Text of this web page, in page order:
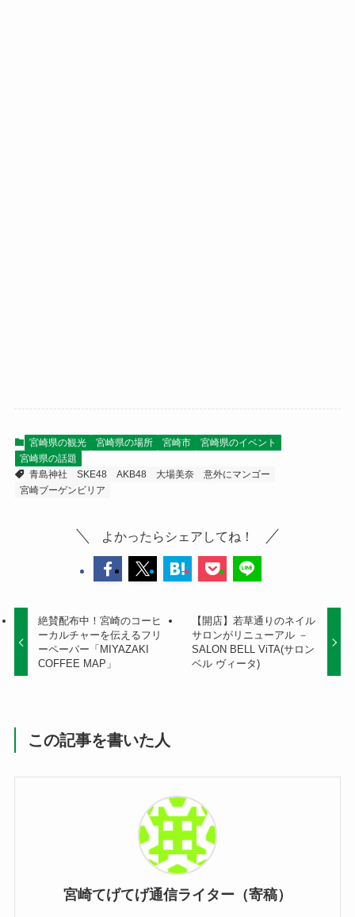
宮崎県の観光 宮崎県の場所 宮崎市
宮崎県のイベント
宮崎県の話題
青島神社
SKE48 AKB48 大場美奈
意外にマンゴー
宮崎ブーゲンビリア
よかったらシェアしてね！
絶賛配布中！宮崎のコーヒ
ーカルチャーを伝えるフリ
ーペーパー「MIYAZAKI
COFFEE MAP」
【開店】若草通りのネイル
サロンがリニューアル －
SALON BELL ViTA(サロン
ベル ヴィータ)
この記事を書いた人
宮崎てげてげ通信ライター（寄稿）